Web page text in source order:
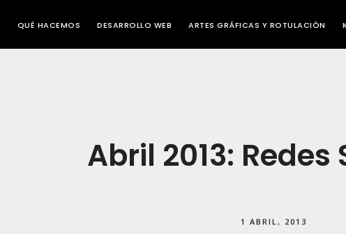
QUÉ HACEMOS DESARROLLO WEB ARTES GRÁFICAS Y ROTULACIÓN
Abril 2013: Redes
1 ABRIL, 2013